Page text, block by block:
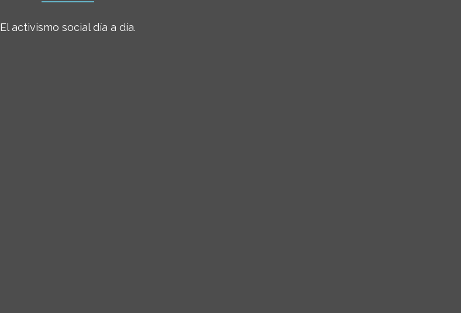
El activismo social día a día.